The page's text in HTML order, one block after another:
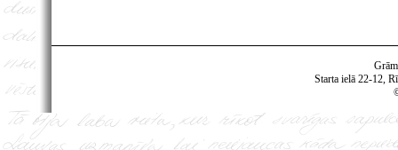
Starta ielā 22-12,